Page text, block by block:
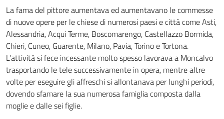
La fama del pittore aumentava ed aumentavano le commesse
di nuove opere per le chiese di numerosi paesi e città come Asti,
Alessandria, Acqui Terme, Boscomarengo, Castellazzo Bormida,
Chieri, Cuneo, Guarente, Milano, Pavia, Torino e Tortona.
L’attività si fece incessante molto spesso lavorava a Moncalvo
trasportando le tele successivamente in opera, mentre altre
volte per eseguire gli affreschi si allontanava per lunghi periodi,
dovendo sfamare la sua numerosa famiglia composta dalla
moglie e dalle sei figlie.